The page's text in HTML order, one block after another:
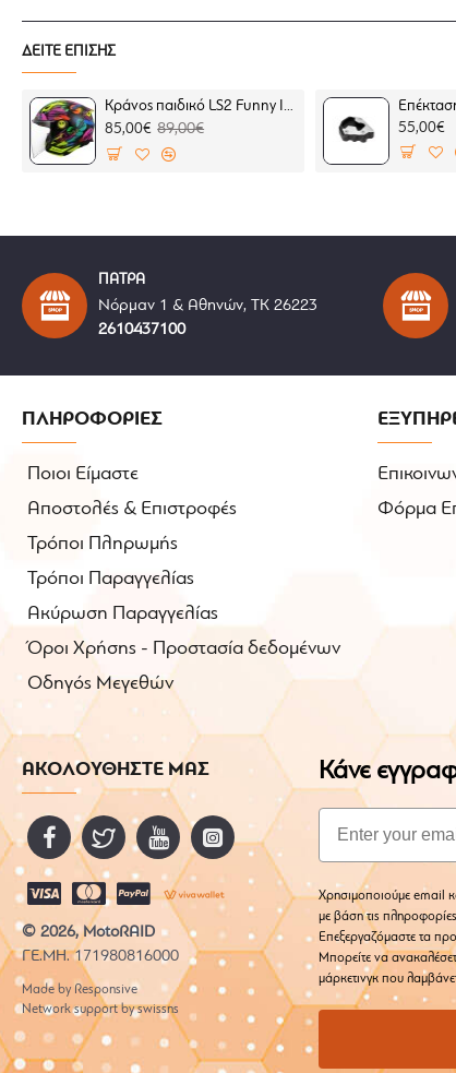
Ελαστικό για εξαιρετική εφαρμογή χωρίς
ΔΕΙΤΕ ΕΠΙΣΗΣ
Κράνος παιδικό LS2 Funny II OF622 Joy
85,00€ 89,00€
55,00€
ΠΑΤΡΑ
Νόρμαν 1 & Αθηνών, ΤΚ 26223
2610437100
ΠΛΗΡΟΦΟΡΙΕΣ
Ποιοι Είμαστε
Αποστολές & Επιστροφές
Τρόποι Πληρωμής
Τρόποι Παραγγελίας
Ακύρωση Παραγγελίας
Όροι Χρήσης - Προστασία δεδομένων
Οδηγός Μεγεθών
Φόρμα
ΑΚΟΛΟΥΘΗΣΤΕ ΜΑΣ
© 2026, MotoRAID
ΓΕ.ΜΗ. 171980816000
Made by Responsive
Network support by swissns
Κάνε
Email
Χρησιμοποιούμε email
με βάση τις
Επεξεργαζόμαστε τα
Μπορείτε να
μάρκετινγκ που